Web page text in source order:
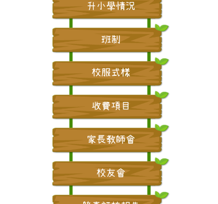
升小學情況
班制
校服式樣
收費項目
家長教師會
校友會